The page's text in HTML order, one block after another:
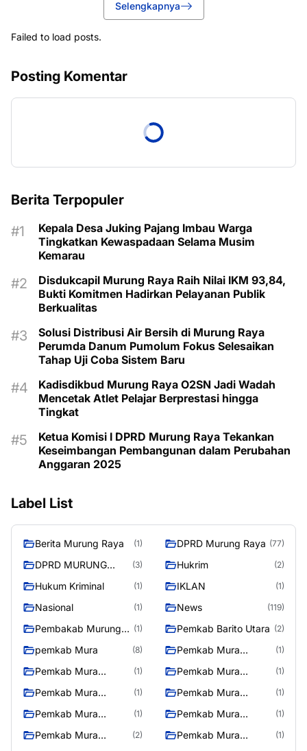
Selengkapnya
Failed to load posts.
Posting Komentar
Berita Terpopuler
Kepala Desa Juking Pajang Imbau Warga
Tingkatkan Kewaspadaan Selama Musim
Kemarau
Disdukcapil Murung Raya Raih Nilai IKM 93,84,
Bukti Komitmen Hadirkan Pelayanan Publik
Berkualitas
Solusi Distribusi Air Bersih di Murung Raya
Perumda Danum Pumolum Fokus Selesaikan
Tahap Uji Coba Sistem Baru
Kadisdikbud Murung Raya O2SN Jadi Wadah
Mencetak Atlet Pelajar Berprestasi hingga
Tingkat
Ketua Komisi I DPRD Murung Raya Tekankan
Keseimbangan Pembangunan dalam Perubahan
Anggaran 2025
Label List
Berita Murung Raya (1) DPRD Murung Raya (77)
DPRD MURUNG
(3) Hukrim (2)
Hukum Kriminal (1) IKLAN (1)
Nasional (1) News (119)
Pembakab Murung
(1) Pemkab Barito Utara (2)
pemkab Mura (8)
Pemkab Mura
(1)
Pemkab Mura
(1)
Pemkab Mura
(1)
Pemkab Mura
(1)
Pemkab Mura
(1)
Pemkab Mura
(1)
Pemkab Mura
(1)
Pemkab Mura
(2)
Pemkab Mura
(1)